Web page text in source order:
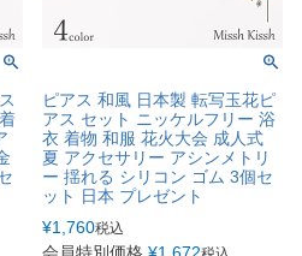
ピアス 和風 日本製 転写玉花ピ
アス セット ニッケルフリー 浴
衣 着物 和服 花火大会 成人式
夏 アクセサリー アシンメトリ
ー 揺れる シリコン ゴム 3個セ
ット 日本 プレゼント
¥1,760税込